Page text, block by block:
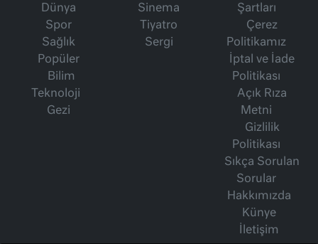
Dünya
Spor
Sağlık
Popüler
Bilim
Teknoloji
Gezi
Sinema
Tiyatro
Sergi
Şartları
Çerez
Politikamız
İptal ve İade
Politikası
Açık Rıza
Metni
Gizlilik
Politikası
Sıkça Sorulan
Sorular
Hakkımızda
Künye
İletişim